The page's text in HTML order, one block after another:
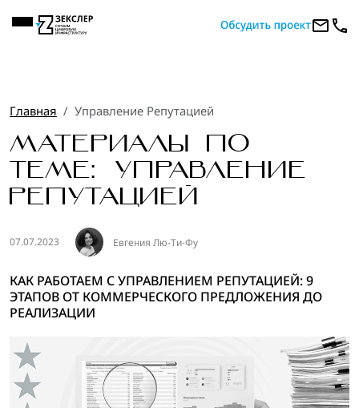
Главная Управление Репутацией
МАТЕРИАЛЫ ПО
ТЕМЕ: УПРАВЛЕНИЕ
РЕПУТАЦИЕЙ
07.07.2023 Евгения Лю-Ти-Фу
КАК РАБОТАЕМ С УПРАВЛЕНИЕМ РЕПУТАЦИЕЙ: 9
ЭТАПОВ ОТ КОММЕРЧЕСКОГО ПРЕДЛОЖЕНИЯ ДО
РЕАЛИЗАЦИИ